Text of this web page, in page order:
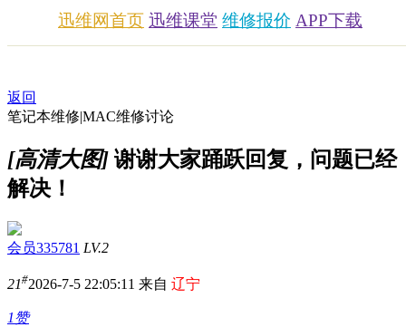
迅维网首页 迅维课堂 维修报价 APP下载
返回
笔记本维修|MAC维修讨论
[高清大图] 谢谢大家踊跃回复，问题已经
解决！
会员335781 LV.2
21#2026-7-5 22:05:11 来自 辽宁
1赞